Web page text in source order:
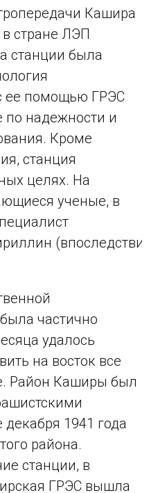
Кашира
стране ЛЭП
станции была
ее помощью ГРЭС
по надежности и
Кроме
станция
целях. На
ученые, в
частично
удалось
на восток все
Район Каширы был
1941 года
района.
станции, в
ГРЭС вышла